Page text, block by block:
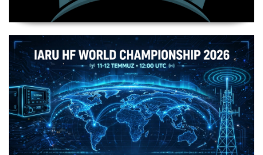
WRTC 2026 Şampiyonu Litvanya Takımı